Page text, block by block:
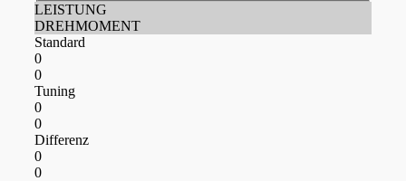
LEISTUNG
DREHMOMENT
Standard
0
0
Tuning
0
0
Differenz
0
0